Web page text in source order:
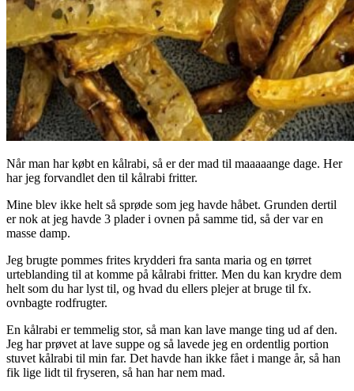
Når man har købt en kålrabi, så er der mad til maaaaange dage. Her
har jeg forvandlet den til kålrabi fritter.
Mine blev ikke helt så sprøde som jeg havde håbet. Grunden dertil
er nok at jeg havde 3 plader i ovnen på samme tid, så der var en
masse damp.
Jeg brugte pommes frites krydderi fra santa maria og en tørret
urteblanding til at komme på kålrabi fritter. Men du kan krydre dem
helt som du har lyst til, og hvad du ellers plejer at bruge til fx.
ovnbagte rodfrugter.
En kålrabi er temmelig stor, så man kan lave mange ting ud af den.
Jeg har prøvet at lave suppe og så lavede jeg en ordentlig portion
stuvet kålrabi til min far. Det havde han ikke fået i mange år, så han
fik lige lidt til fryseren, så han har nem mad.